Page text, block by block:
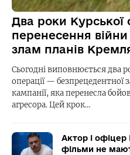
Два роки Курської
перенесення
злам планів
Сьогодні виповнюється два
операції — безпрецедентної
кампанії, яка перенесла
агресора. Цей крок…
Актор і
фільми не